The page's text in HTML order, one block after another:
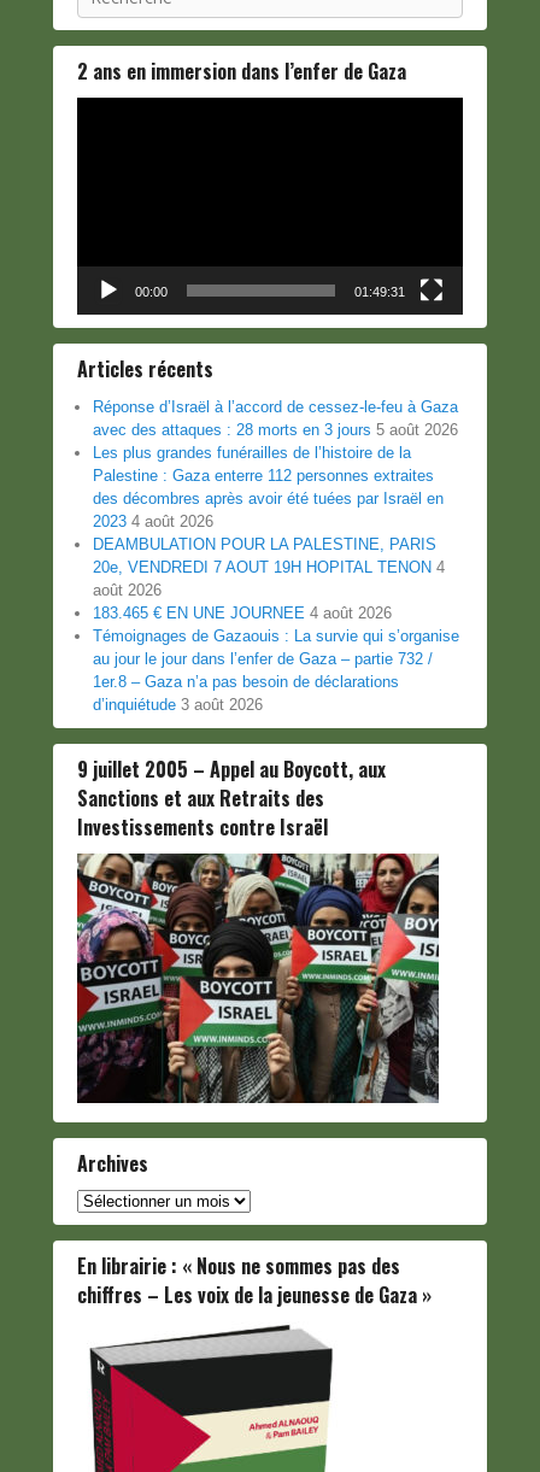
2 ans en immersion dans l’enfer de Gaza
00:00 01:49:31
Articles récents
Réponse d’Israël à l’accord de cessez-le-feu à Gaza
avec des attaques : 28 morts en 3 jours 5 août 2026
Les plus grandes funérailles de l’histoire de la
Palestine : Gaza enterre 112 personnes extraites
des décombres après avoir été tuées par Israël en
2023 4 août 2026
DEAMBULATION POUR LA PALESTINE, PARIS
20e, VENDREDI 7 AOUT 19H HOPITAL TENON 4
août 2026
183.465 € EN UNE JOURNEE 4 août 2026
Témoignages de Gazaouis : La survie qui s’organise
au jour le jour dans l’enfer de Gaza – partie 732 /
1er.8 – Gaza n’a pas besoin de déclarations
d’inquiétude 3 août 2026
9 juillet 2005 – Appel au Boycott, aux
Sanctions et aux Retraits des
Investissements contre Israël
Archives
Archives
En librairie : « Nous ne sommes pas des
chiffres – Les voix de la jeunesse de Gaza »